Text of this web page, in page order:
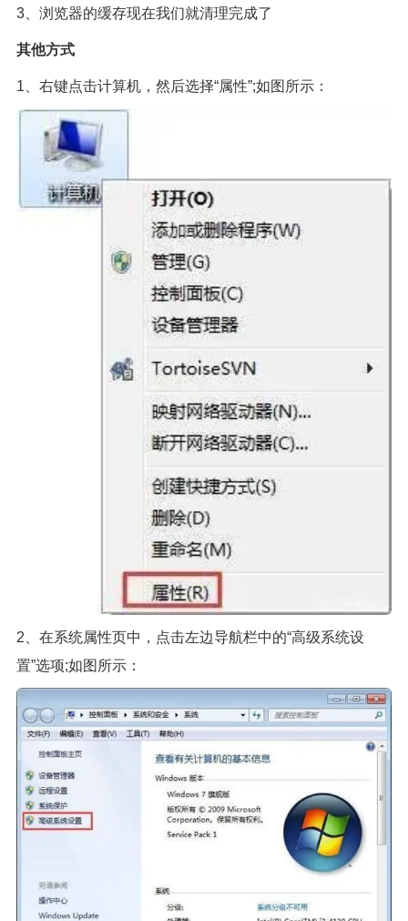
3、浏览器的缓存现在我们就清理完成了
其他方式
1、右键点击计算机，然后选择“属性”;如图所示：
2、在系统属性页中，点击左边导航栏中的“高级系统设
置”选项;如图所示：